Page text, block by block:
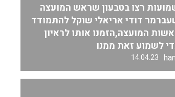
רצו בטבעון שראש המועצה
דודי אריאלי שוקל להתמודד
המועצה,הזמנו אותו לראיון
לשמוע זאת ממנו
14.04.23